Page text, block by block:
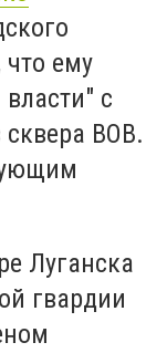
ему
с
сквера ВОВ.
Луганска
гвардии